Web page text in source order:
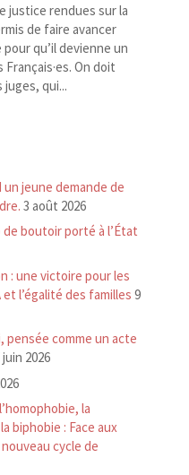
justice rendues sur la
de faire avancer
qu’il devienne un
On doit
juges, qui...
jeune demande de
3 août 2026
boutoir porté à l’État
: une victoire pour les
l’égalité des familles 9
comme un acte
juin 2026
la
biphobie : Face aux
cycle de